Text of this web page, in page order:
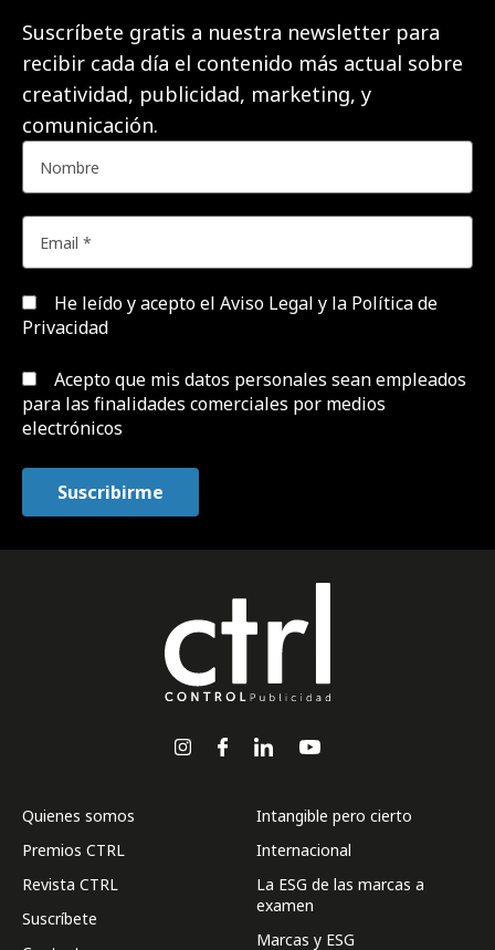
Suscríbete gratis a nuestra newsletter para
recibir cada día el contenido más actual sobre
creatividad, publicidad, marketing, y
comunicación.
He leído y acepto el Aviso Legal y la Política de
Privacidad
Acepto que mis datos personales sean empleados
para las finalidades comerciales por medios
electrónicos
Quienes somos
Premios CTRL
Revista CTRL
Suscríbete
Intangible pero cierto
Internacional
La ESG de las marcas a
examen
Marcas y ESG